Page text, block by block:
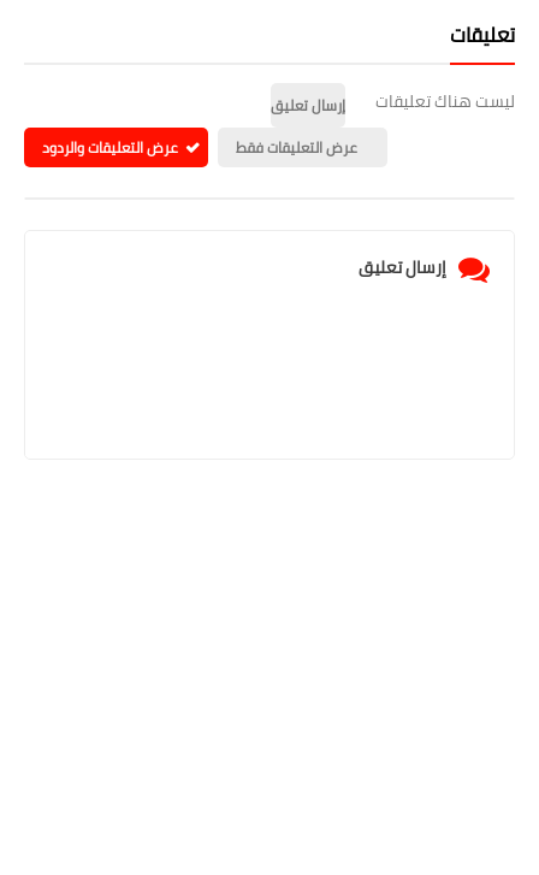
تعليقات
ليست هناك تعليقات
إرسال تعليق
عرض التعليقات فقط
عرض التعليقات والردود
إرسال تعليق